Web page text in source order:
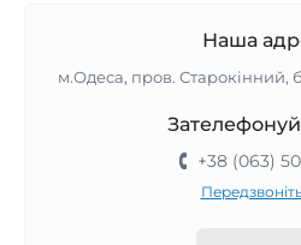
Наша
м.Одеса, пров. Старокінний,
+38 (063)